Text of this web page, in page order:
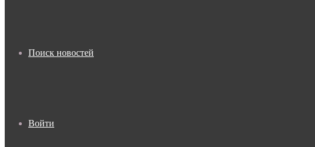
Поиск новостей
Войти